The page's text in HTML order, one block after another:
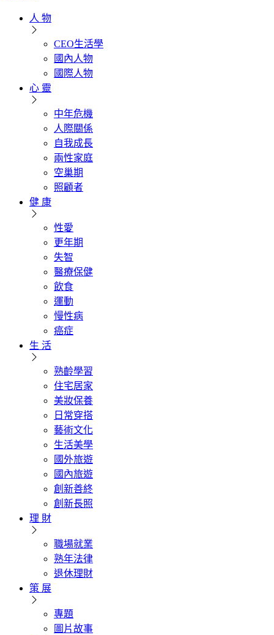
人 物
CEO生活學
國內人物
國際人物
心 靈
中年危機
人際關係
自我成長
兩性家庭
空巢期
照顧者
健 康
性愛
更年期
失智
醫療保健
飲食
運動
慢性病
癌症
生 活
熟齡學習
住宅居家
美妝保養
日常穿搭
藝術文化
生活美學
國外旅遊
國內旅遊
創新善終
創新長照
理 財
職場就業
熟年法律
退休理財
策 展
專題
圖片故事